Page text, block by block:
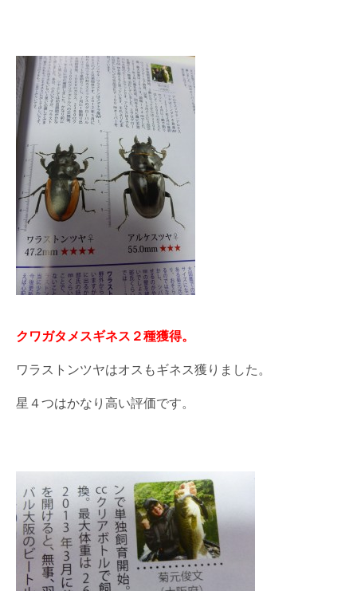
クワガタメスギネス２種獲得。
ワラストンツヤはオスもギネス獲りました。
星４つはかなり高い評価です。